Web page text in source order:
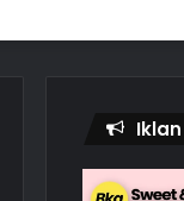
Iklan